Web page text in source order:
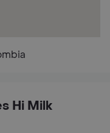
Hi Milk